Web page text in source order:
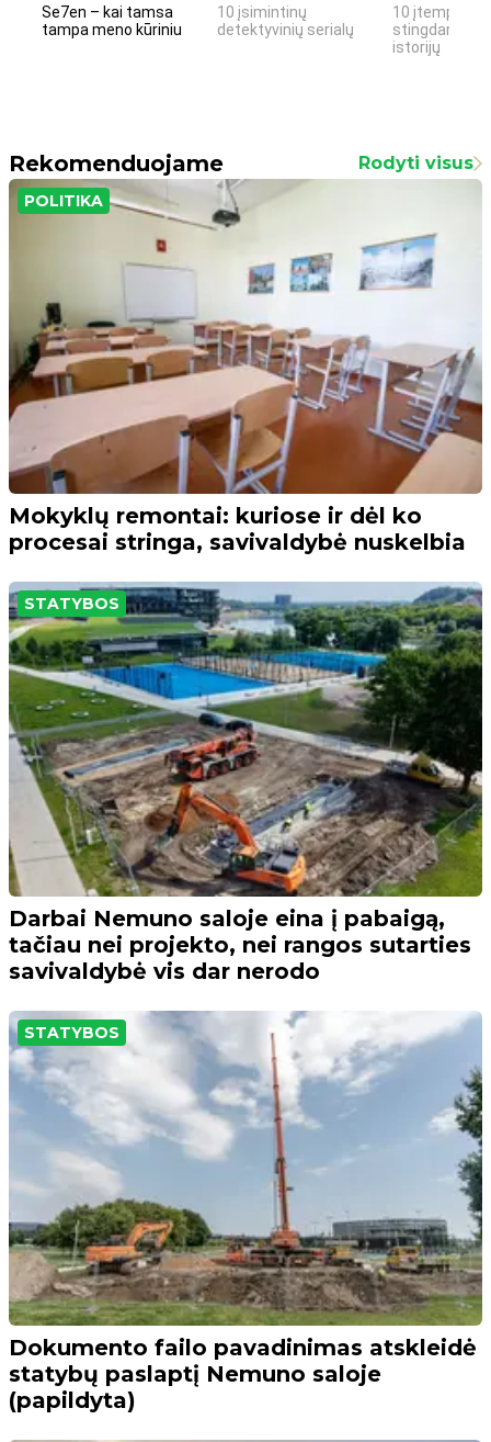
Se7en – kai tamsa
tampa meno kūriniu
10 įsimintinų
detektyvinių serialų
10 įtemptų,
stingdančių
istorijų
Rekomenduojame Rodyti visus
POLITIKA
Mokyklų remontai: kuriose ir dėl ko
procesai stringa, savivaldybė nuskelbia
STATYBOS
Darbai Nemuno saloje eina į pabaigą,
tačiau nei projekto, nei rangos sutarties
savivaldybė vis dar nerodo
STATYBOS
Dokumento failo pavadinimas atskleidė
statybų paslaptį Nemuno saloje
(papildyta)